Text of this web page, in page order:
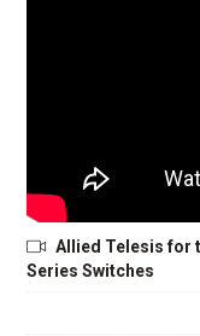
Allied Telesis for
Series Switches